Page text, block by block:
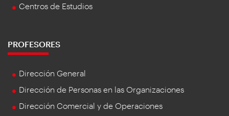
Centros de Estudios
PROFESORES
Dirección General
Dirección de Personas en las Organizaciones
Dirección Comercial y de Operaciones